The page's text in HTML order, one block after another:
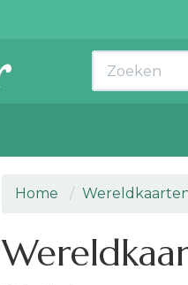
Zoeken
Home